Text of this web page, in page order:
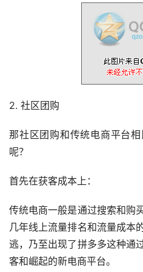
2. 社区团购
那社区团购和传统电商平台
呢？
首先在获客成本上：
传统电商一般是通过搜索和购
几年线上流量排名和流量成本
逃，乃至出现了拼多多这种通
客和崛起的新电商平台。